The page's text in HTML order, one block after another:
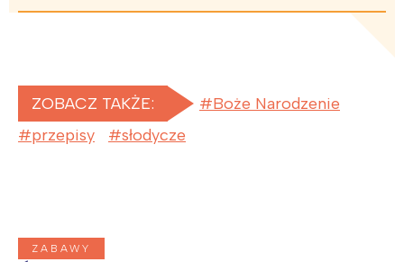
ZOBACZ TAKŻE:
Boże Narodzenie
przepisy
słodycze
ZABAWY
Poznań
Wrocław
Północ